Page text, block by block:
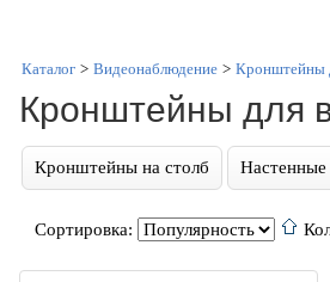
Каталог > Видеонаблюдение > Кронштейны
Кронштейны для
Кронштейны на столб
Сортировка: